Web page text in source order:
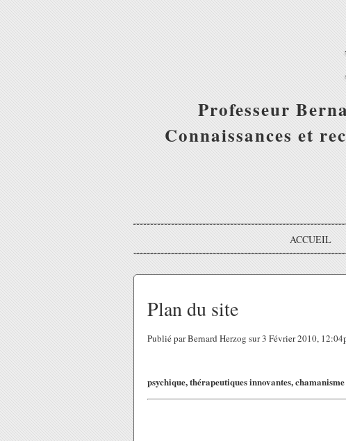
Professeur
Connaissances et
ACCUEIL
Plan du site
Publié par Bernard Herzog sur 3 Février 2010,
psychique, thérapeutiques innovantes,